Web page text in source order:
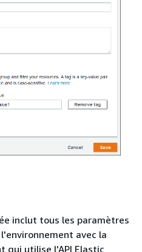
inclut tous les paramètres
avec la
qui utilise l'API Elastic